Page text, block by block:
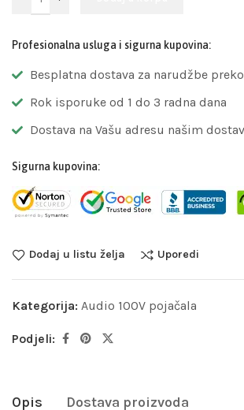
Profesionalna usluga i sigurna kupovina:
Besplatna dostava za narudžbe
Rok isporuke od 1 do 3 radna dana
Dostava na Vašu adresu našim
Sigurna kupovina:
Dodaj u listu želja Uporedi
Kategorija: Audio 100V pojačala
Podjeli:
Opis Dostava proizvoda